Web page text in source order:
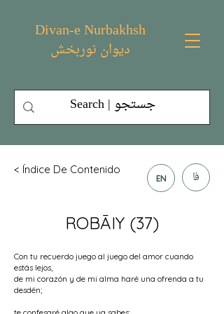
Divan-e Nurbakhsh
دیوان نوربخش
< Índice De Contenido
EN فا
ROBĀIY (37)
Con tu recuerdo juego al juego del amor cuando
estás lejos,
de mi corazón y de mi alma haré una ofrenda a tu
desdén;